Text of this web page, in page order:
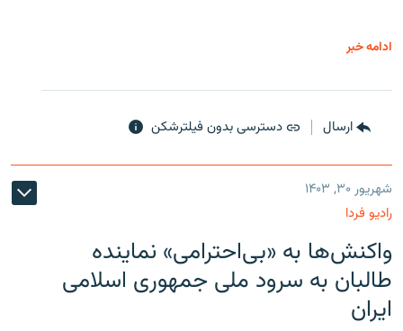
ادامه خبر
ارسال دسترسی بدون فیلترشکن
شهریور ۳۰, ۱۴۰۳
رادیو فردا
واکنش‌ها به «بی‌احترامی» نماینده
طالبان به سرود ملی جمهوری اسلامی
ایران